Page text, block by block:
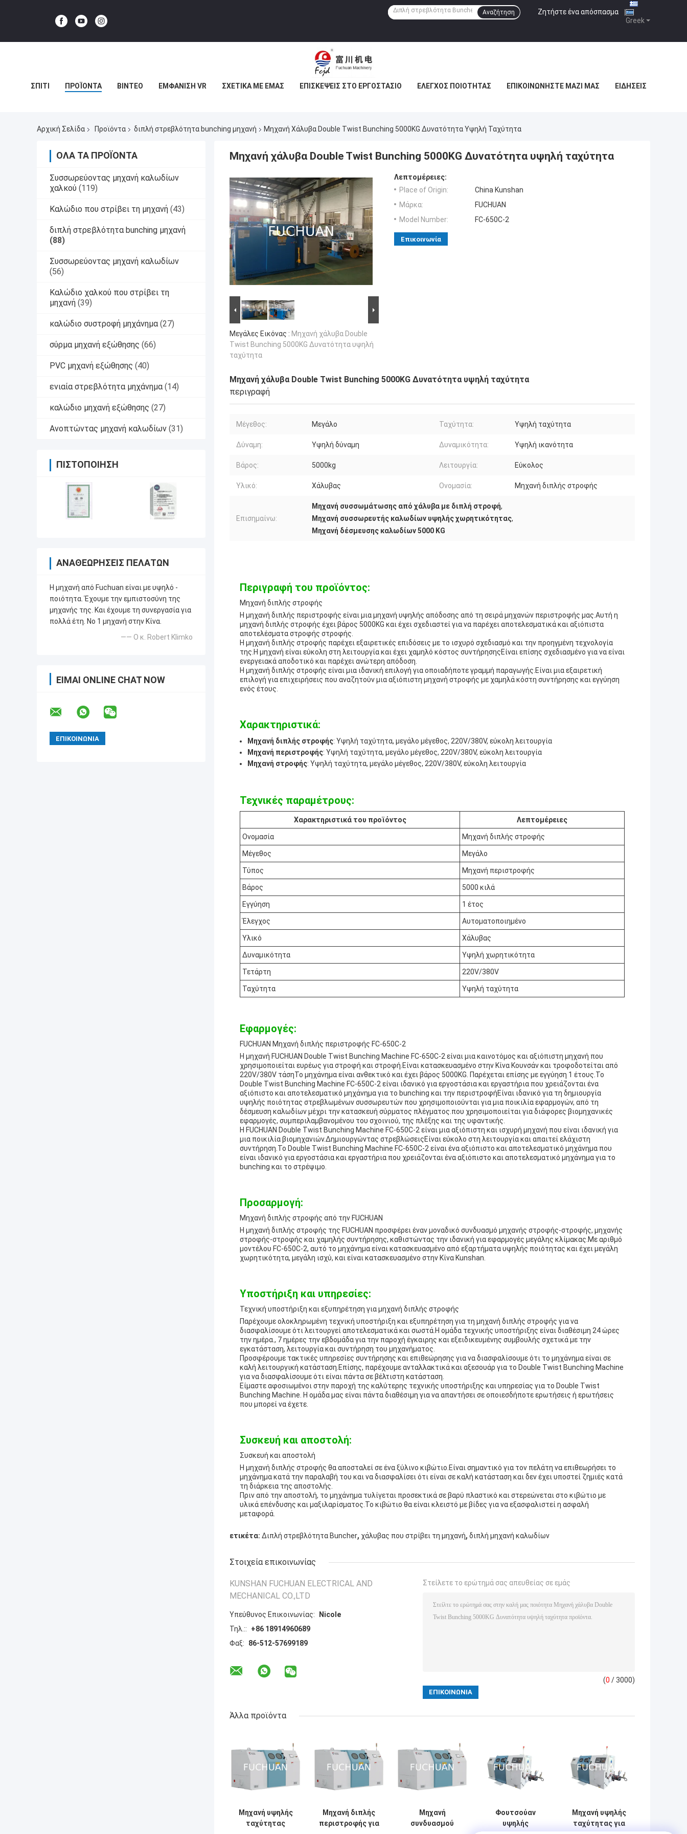
Greek
Ζητήστε ένα απόσπασμα |
Αναζήτηση
ΣΠΊΤΙ ΠΡΟΪΌΝΤΑ ΒΊΝΤΕΟ ΕΜΦΆΝΙΣΗ VR ΣΧΕΤΙΚΆ ΜΕ ΕΜΆΣ ΕΠΙΣΚΈΨΕΙΣ ΣΤΟ ΕΡΓΟΣΤΆΣΙΟ ΈΛΕΓΧΟΣ ΠΟΙΌΤΗΤΑΣ ΕΠΙΚΟΙΝΩΝΉΣΤΕ ΜΑΖΊ ΜΑΣ ΕΙΔΉΣΕΙΣ
Αρχική Σελίδα Προϊόντα διπλή στρεβλότητα bunching μηχανή Μηχανή Χάλυβα Double Twist Bunching 5000KG Δυνατότητα Υψηλή Ταχύτητα
ΌΛΑ ΤΑ ΠΡΟΪΌΝΤΑ
Συσσωρεύοντας μηχανή καλωδίων
χαλκού (119)
Καλώδιο που στρίβει τη μηχανή (43)
διπλή στρεβλότητα bunching μηχανή
(88)
Συσσωρεύοντας μηχανή καλωδίων
(56)
Καλώδιο χαλκού που στρίβει τη
μηχανή (39)
καλώδιο συστροφή μηχάνημα (27)
σύρμα μηχανή εξώθησης (66)
PVC μηχανή εξώθησης (40)
ενιαία στρεβλότητα μηχάνημα (14)
καλώδιο μηχανή εξώθησης (27)
Ανοπτώντας μηχανή καλωδίων (31)
ΠΙΣΤΟΠΟΊΗΣΗ
ΑΝΑΘΕΩΡΉΣΕΙΣ ΠΕΛΑΤΏΝ
Η μηχανή από Fuchuan είναι με υψηλό -
ποιότητα. Έχουμε την εμπιστοσύνη της
μηχανής της. Και έχουμε τη συνεργασία για
πολλά έτη. Νο 1 μηχανή στην Κίνα.
—— Ο κ. Robert Klimko
ΕΊΜΑΙ ONLINE CHAT NOW
Μηχανή χάλυβα Double Twist Bunching 5000KG Δυνατότητα υψηλή ταχύτητα
Μεγάλες Εικόνας : Μηχανή χάλυβα Double
Twist Bunching 5000KG Δυνατότητα υψηλή
ταχύτητα
Λεπτομέρειες:
Place of Origin:
China Kunshan
Μάρκα:
FUCHUAN
Model Number:
FC-650C-2
Επικοινωνία
Μηχανή χάλυβα Double Twist Bunching 5000KG Δυνατότητα υψηλή ταχύτητα
περιγραφή
Μέγεθος: Μεγάλο Ταχύτητα: Υψηλή ταχύτητα
Δύναμη: Υψηλή δύναμη Δυναμικότητα: Υψηλή ικανότητα
Βάρος: 5000kg Λειτουργία: Εύκολος
Υλικό: Χάλυβας Ονομασία: Μηχανή διπλής στροφής
Επισημαίνω:
Μηχανή συσσωμάτωσης από χάλυβα με διπλή στροφή,
Μηχανή συσσωρευτής καλωδίων υψηλής χωρητικότητας,
Μηχανή δέσμευσης καλωδίων 5000 KG
Περιγραφή του προϊόντος:
Μηχανή διπλής στροφής
Η μηχανή διπλής περιστροφής είναι μια μηχανή υψηλής απόδοσης από τη σειρά μηχανών περιστροφής μας.Αυτή η
μηχανή διπλής στροφής έχει βάρος 5000KG και έχει σχεδιαστεί για να παρέχει αποτελεσματικά και αξιόπιστα
αποτελέσματα στροφής στροφής.
Η μηχανή διπλής στροφής παρέχει εξαιρετικές επιδόσεις με το ισχυρό σχεδιασμό και την προηγμένη τεχνολογία
της.Η μηχανή είναι εύκολη στη λειτουργία και έχει χαμηλό κόστος συντήρησηςΕίναι επίσης σχεδιασμένο για να είναι
ενεργειακά αποδοτικό και παρέχει ανώτερη απόδοση.
Η μηχανή διπλής στροφής είναι μια ιδανική επιλογή για οποιαδήποτε γραμμή παραγωγής.Είναι μια εξαιρετική
επιλογή για επιχειρήσεις που αναζητούν μια αξιόπιστη μηχανή στροφής με χαμηλά κόστη συντήρησης και εγγύηση
ενός έτους.
Χαρακτηριστικά:
Μηχανή διπλής στροφής: Υψηλή ταχύτητα, μεγάλο μέγεθος, 220V/380V, εύκολη λειτουργία
Μηχανή περιστροφής: Υψηλή ταχύτητα, μεγάλο μέγεθος, 220V/380V, εύκολη λειτουργία
Μηχανή στροφής: Υψηλή ταχύτητα, μεγάλο μέγεθος, 220V/380V, εύκολη λειτουργία
Τεχνικές παραμέτρους:
Χαρακτηριστικά του προϊόντος Λεπτομέρειες
Ονομασία Μηχανή διπλής στροφής
Μέγεθος Μεγάλο
Τύπος Μηχανή περιστροφής
Βάρος 5000 κιλά
Εγγύηση 1 έτος
Έλεγχος Αυτοματοποιημένο
Υλικό Χάλυβας
Δυναμικότητα Υψηλή χωρητικότητα
Τετάρτη 220V/380V
Ταχύτητα Υψηλή ταχύτητα
Εφαρμογές:
FUCHUAN Μηχανή διπλής περιστροφής FC-650C-2
Η μηχανή FUCHUAN Double Twist Bunching Machine FC-650C-2 είναι μια καινοτόμος και αξιόπιστη μηχανή που
χρησιμοποιείται ευρέως για στροφή και στροφή.Είναι κατασκευασμένο στην Κίνα Κουνσάν και τροφοδοτείται από
220V/380V τάσηΤο μηχάνημα είναι ανθεκτικό και έχει βάρος 5000KG. Παρέχεται επίσης με εγγύηση 1 έτους.Το
Double Twist Bunching Machine FC-650C-2 είναι ιδανικό για εργοστάσια και εργαστήρια που χρειάζονται ένα
αξιόπιστο και αποτελεσματικό μηχάνημα για το bunching και την περιστροφήΕίναι ιδανικό για τη δημιουργία
υψηλής ποιότητας στρεβλωμένων συσσωρευτών που χρησιμοποιούνται για μια ποικιλία εφαρμογών, από τη
δέσμευση καλωδίων μέχρι την κατασκευή σύρματος πλέγματος.που χρησιμοποιείται για διάφορες βιομηχανικές
εφαρμογές, συμπεριλαμβανομένου του σχοινιού, της πλέξης και της υφαντικής.
Η FUCHUAN Double Twist Bunching Machine FC-650C-2 είναι μια αξιόπιστη και ισχυρή μηχανή που είναι ιδανική για
μια ποικιλία βιομηχανιών.Δημιουργώντας στρεβλώσειςΕίναι εύκολο στη λειτουργία και απαιτεί ελάχιστη
συντήρηση.Το Double Twist Bunching Machine FC-650C-2 είναι ένα αξιόπιστο και αποτελεσματικό μηχάνημα που
είναι ιδανικό για εργοστάσια και εργαστήρια που χρειάζονται ένα αξιόπιστο και αποτελεσματικό μηχάνημα για το
bunching και το στρέψιμο.
Προσαρμογή:
Μηχανή διπλής στροφής από την FUCHUAN
Η μηχανή διπλής στροφής της FUCHUAN προσφέρει έναν μοναδικό συνδυασμό μηχανής στροφής-στροφής, μηχανής
στροφής-στροφής και χαμηλής συντήρησης, καθιστώντας την ιδανική για εφαρμογές μεγάλης κλίμακας.Με αριθμό
μοντέλου FC-650C-2, αυτό το μηχάνημα είναι κατασκευασμένο από εξαρτήματα υψηλής ποιότητας και έχει μεγάλη
χωρητικότητα, μεγάλη ισχύ, και είναι κατασκευασμένο στην Κίνα Kunshan.
Υποστήριξη και υπηρεσίες:
Τεχνική υποστήριξη και εξυπηρέτηση για μηχανή διπλής στροφής
Παρέχουμε ολοκληρωμένη τεχνική υποστήριξη και εξυπηρέτηση για τη μηχανή διπλής στροφής για να
διασφαλίσουμε ότι λειτουργεί αποτελεσματικά και σωστά.Η ομάδα τεχνικής υποστήριξης είναι διαθέσιμη 24 ώρες
την ημέρα., 7 ημέρες την εβδομάδα για την παροχή έγκαιρης και εξειδικευμένης συμβουλής σχετικά με την
εγκατάσταση, λειτουργία και συντήρηση του μηχανήματος.
Προσφέρουμε τακτικές υπηρεσίες συντήρησης και επιθεώρησης για να διασφαλίσουμε ότι το μηχάνημα είναι σε
καλή λειτουργική κατάσταση.Επίσης, παρέχουμε ανταλλακτικά και αξεσουάρ για το Double Twist Bunching Machine
για να διασφαλίσουμε ότι είναι πάντα σε βέλτιστη κατάσταση.
Είμαστε αφοσιωμένοι στην παροχή της καλύτερης τεχνικής υποστήριξης και υπηρεσίας για το Double Twist
Bunching Machine. Η ομάδα μας είναι πάντα διαθέσιμη για να απαντήσει σε οποιεσδήποτε ερωτήσεις ή ερωτήσεις
που μπορεί να έχετε.
Συσκευή και αποστολή:
Συσκευή και αποστολή
Η μηχανή διπλής στροφής θα αποσταλεί σε ένα ξύλινο κιβώτιο.Είναι σημαντικό για τον πελάτη να επιθεωρήσει το
μηχάνημα κατά την παραλαβή του και να διασφαλίσει ότι είναι σε καλή κατάσταση και δεν έχει υποστεί ζημιές κατά
τη διάρκεια της αποστολής.
Πριν από την αποστολή, το μηχάνημα τυλίγεται προσεκτικά σε βαρύ πλαστικό και στερεώνεται στο κιβώτιο με
υλικά επένδυσης και μαξιλαρίσματος.Το κιβώτιο θα είναι κλειστό με βίδες για να εξασφαλιστεί η ασφαλή
μεταφορά.
ετικέτα: Διπλή στρεβλότητα Buncher, χάλυβας που στρίβει τη μηχανή, διπλή μηχανή καλωδίων
Στοιχεία επικοινωνίας
KUNSHAN FUCHUAN ELECTRICAL AND
MECHANICAL CO.,LTD
Υπεύθυνος Επικοινωνίας:
Nicole
Τηλ.::
+86 18914960689
Φαξ:
86-512-57699189
Στείλετε το ερώτημά σας απευθείας σε εμάς
(0 / 3000)
Άλλα προϊόντα
Μηχανή υψηλής
ταχύτητας
Μηχανή διπλής
περιστροφής για
Μηχανή
συνδυασμού
Φουτσούαν
υψηλής
Μηχανή υψηλής
ταχύτητας για